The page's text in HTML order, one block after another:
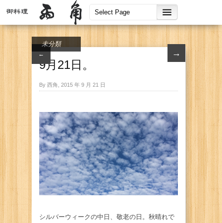
← →
未分類
9月21日。
By 西角, 2015 年 9 月 21 日
シルバーウィークの中日、敬老の日。秋晴れで